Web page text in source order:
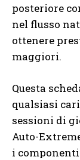
posteriore
nel flusso
ottenere
maggiori.
Questa
qualsiasi
sessioni di
Auto-
i